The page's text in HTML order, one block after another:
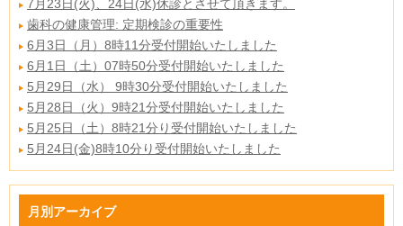
7月23日(火)、24日(水)休診とさせて頂きます。
歯科の健康管理: 定期検診の重要性
6月3日（月）8時11分受付開始いたしました
6月1日（土）07時50分受付開始いたしました
5月29日（水） 9時30分受付開始いたしました
5月28日（火）9時21分受付開始いたしました
5月25日（土）8時21分り受付開始いたしました
5月24日(金)8時10分り受付開始いたしました
月別アーカイブ